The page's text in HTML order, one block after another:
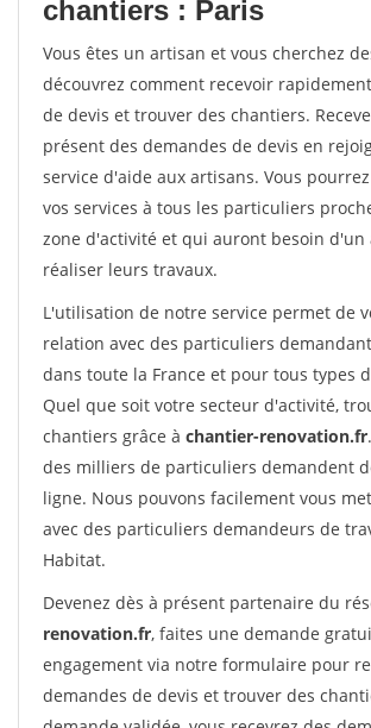
chantiers : Paris
Vous êtes un artisan et vous cherchez
découvrez comment recevoir
de devis et trouver des chantiers.
présent des demandes de devis en
service d'aide aux artisans. Vous
vos services à tous les particuliers
zone d'activité et qui auront besoin
réaliser leurs travaux.
L'utilisation de notre service permet de
relation avec des particuliers
dans toute la France et pour tous types
Quel que soit votre secteur d'activité,
chantiers grâce à chantier-renovation.fr
des milliers de particuliers demandent
ligne. Nous pouvons facilement vous
avec des particuliers demandeurs de
Habitat.
Devenez dès à présent partenaire du
renovation.fr, faites une demande
engagement via notre formulaire pour
demandes de devis et trouver des